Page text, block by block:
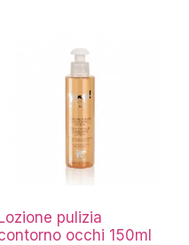
essere
scelte
nella
pagina
del
prodotto
pulizia
occhi 150ml